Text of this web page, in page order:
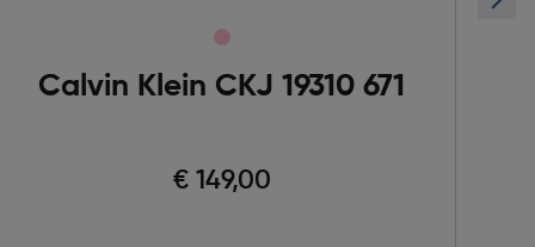
Calvin Klein CKJ 19310 671
€ 149,00